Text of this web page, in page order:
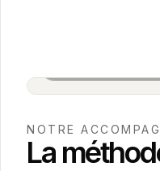
NOTRE
La